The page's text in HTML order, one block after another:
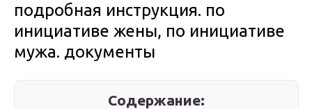
подробная инструкция. по
инициативе жены, по инициативе
мужа. документы
Содержание: